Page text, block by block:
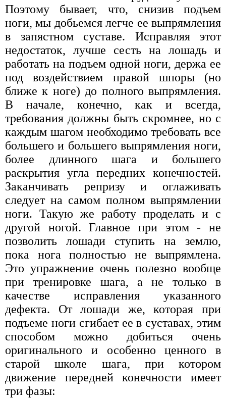
Поэтому бывает, что, снизив подъем
ноги, мы добьемся легче ее выпрямления
в запястном суставе. Исправляя этот
недостаток, лучше сесть на лошадь и
работать на подъем одной ноги, держа ее
под воздействием правой шпоры (но
ближе к ноге) до полного выпрямления.
В начале, конечно, как и всегда,
требования должны быть скромнее, но с
каждым шагом необходимо требовать все
большего и большего выпрямления ноги,
более длинного шага и большего
раскрытия угла передних конечностей.
Заканчивать репризу и оглаживать
следует на самом полном выпрямлении
ноги. Такую же работу проделать и с
другой ногой. Главное при этом - не
позволить лошади ступить на землю,
пока нога полностью не выпрямлена.
Это упражнение очень полезно вообще
при тренировке шага, а не только в
качестве исправления указанного
дефекта. От лошади же, которая при
подъеме ноги сгибает ее в суставах, этим
способом можно добиться очень
оригинального и особенно ценного в
старой школе шага, при котором
движение передней конечности имеет
три фазы: